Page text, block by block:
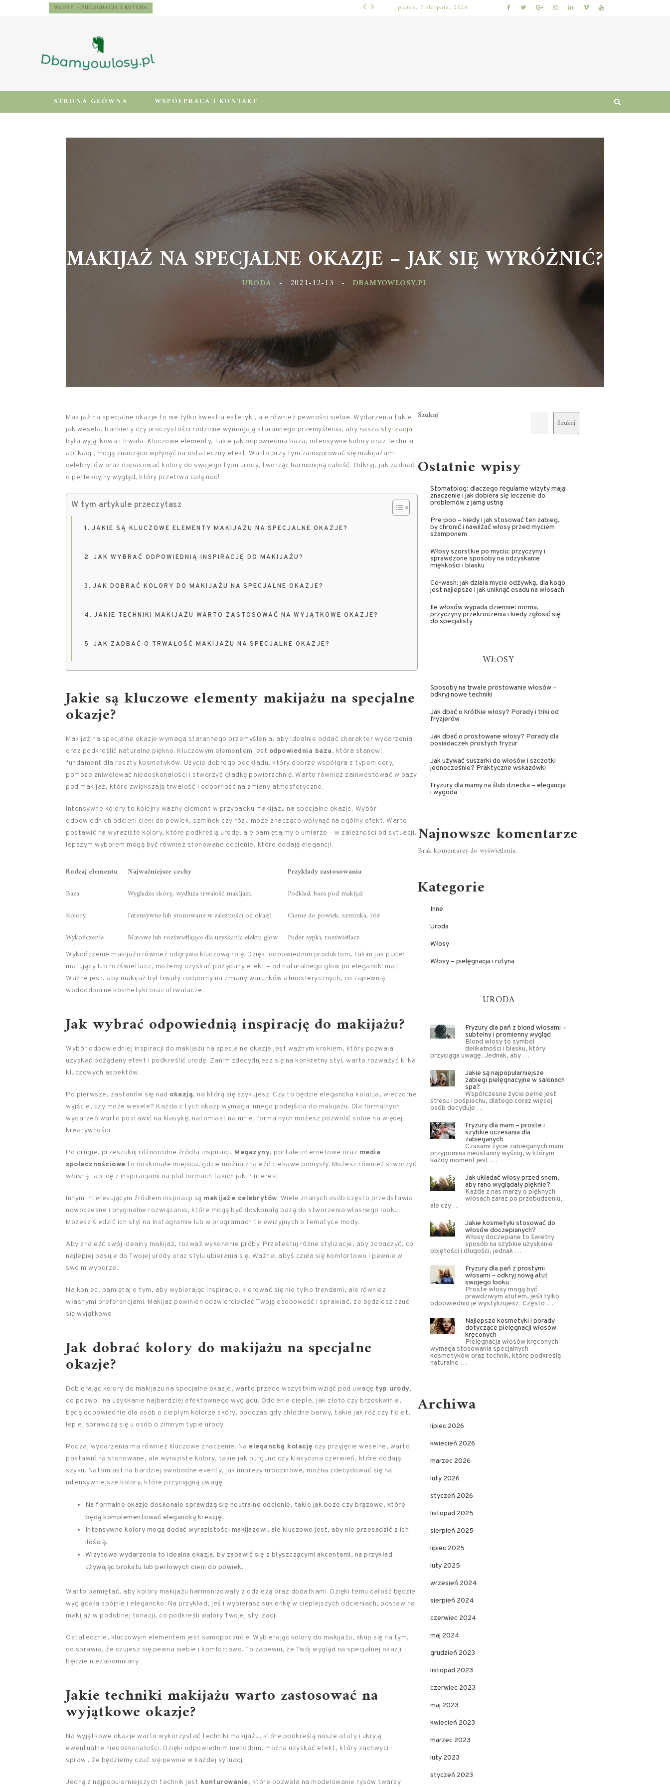
WŁOSY – PIELĘGNACJA I RUTYNA WŁOSY – PIELĘGNACJA I RUTYNA
piątek, 7 sierpnia, 2026
STRONA GŁÓWNA WSPÓŁPRACA I KONTAKT
MAKIJAŻ NA SPECJALNE OKAZJE – JAK SIĘ WYRÓŻNIĆ?
URODA - 2021-12-13 - DBAMYOWLOSY.PL
Makijaż na specjalne okazje to nie tylko kwestia estetyki, ale również pewności siebie. Wydarzenia takie
jak wesela, bankiety czy uroczystości rodzinne wymagają starannego przemyślenia, aby nasza stylizacja
była wyjątkowa i trwała. Kluczowe elementy, takie jak odpowiednia baza, intensywne kolory oraz techniki
aplikacji, mogą znacząco wpłynąć na ostateczny efekt. Warto przy tym zainspirować się makijażami
celebrytów oraz dopasować kolory do swojego typu urody, tworząc harmonijną całość. Odkryj, jak zadbać
o perfekcyjny wygląd, który przetrwa całą noc!
W tym artykule przeczytasz
JAKIE SĄ KLUCZOWE ELEMENTY MAKIJAŻU NA SPECJALNE OKAZJE?
JAK WYBRAĆ ODPOWIEDNIĄ INSPIRACJĘ DO MAKIJAŻU?
JAK DOBRAĆ KOLORY DO MAKIJAŻU NA SPECJALNE OKAZJE?
JAKIE TECHNIKI MAKIJAŻU WARTO ZASTOSOWAĆ NA WYJĄTKOWE OKAZJE?
JAK ZADBAĆ O TRWAŁOŚĆ MAKIJAŻU NA SPECJALNE OKAZJE?
Jakie są kluczowe elementy makijażu na specjalne
okazje?
Makijaż na specjalne okazje wymaga starannego przemyślenia, aby idealnie oddać charakter wydarzenia
oraz podkreślić naturalne piękno. Kluczowym elementem jest odpowiednia baza, która stanowi
fundament dla reszty kosmetyków. Użycie dobrego podkładu, który dobrze współgra z typem cery,
pomoże zniwelować niedoskonałości i stworzyć gładką powierzchnię. Warto również zainwestować w bazy
pod makijaż, które zwiększają trwałość i odporność na zmiany atmosferyczne.
Intensywne kolory to kolejny ważny element w przypadku makijażu na specjalne okazje. Wybór
odpowiednich odcieni cieni do powiek, szminek czy różu może znacząco wpłynąć na ogólny efekt. Warto
postawić na wyraziste kolory, które podkreślą urodę, ale pamiętajmy o umiarze – w zależności od sytuacji,
lepszym wyborem mogą być również stonowane odcienie, które dodają elegancji.
Rodzaj elementu Najważniejsze cechy
Przykłady zastosowania
Baza
Wygładza skórę, wydłuża trwałość makijażu
Podkład, baza pod makijaż
Kolory
Intensywne lub stonowane w zależności od okazji
Cienie do powiek, szminka, róż
Wykończenie
Matowe lub rozświetlające dla uzyskania efektu glow Puder sypki, rozświetlacz
Wykończenie makijażu również odgrywa kluczową rolę. Dzięki odpowiednim produktom, takim jak puder
matujący lub rozświetlacz, możemy uzyskać pożądany efekt – od naturalnego glow po elegancki mat.
Ważne jest, aby makijaż był trwały i odporny na zmiany warunków atmosferycznych, co zapewnią
wodoodporne kosmetyki oraz utrwalacze.
Jak wybrać odpowiednią inspirację do makijażu?
Wybór odpowiedniej inspiracji do makijażu na specjalne okazje jest ważnym krokiem, który pozwala
uzyskać pożądany efekt i podkreślić urodę. Zanim zdecydujesz się na konkretny styl, warto rozważyć kilka
kluczowych aspektów.
Po pierwsze, zastanów się nad okazją, na którą się szykujesz. Czy to będzie elegancka kolacja, wieczorne
wyjście, czy może wesele? Każda z tych okazji wymaga innego podejścia do makijażu. Dla formalnych
wydarzeń warto postawić na klasykę, natomiast na mniej formalnych możesz pozwolić sobie na więcej
kreatywności.
Po drugie, przeszukuj różnorodne źródła inspiracji. Magazyny, portale internetowe oraz media
społecznościowe to doskonałe miejsca, gdzie można znaleźć ciekawe pomysły. Możesz również stworzyć
własną tablicę z inspiracjami na platformach takich jak Pinterest.
Innym interesującym źródłem inspiracji są makijaże celebrytów. Wiele znanych osób często przedstawia
nowoczesne i oryginalne rozwiązania, które mogą być doskonałą bazą do stworzenia własnego looku.
Możesz śledzić ich styl na Instagramie lub w programach telewizyjnych o tematyce mody.
Aby znaleźć swój idealny makijaż, rozważ wykonanie próby. Przetestuj różne stylizacje, aby zobaczyć, co
najlepiej pasuje do Twojej urody oraz stylu ubierania się. Ważne, abyś czuła się komfortowo i pewnie w
swoim wyborze.
Na koniec, pamiętaj o tym, aby wybierając inspiracje, kierować się nie tylko trendami, ale również
własnymi preferencjami. Makijaż powinien odzwierciedlać Twoją osobowość i sprawiać, że będziesz czuć
się wyjątkowo.
Jak dobrać kolory do makijażu na specjalne
okazje?
Dobierając kolory do makijażu na specjalne okazje, warto przede wszystkim wziąć pod uwagę typ urody,
co pozwoli na uzyskanie najbardziej efektownego wyglądu. Odcienie ciepłe, jak złoto czy brzoskwinia,
będą odpowiednie dla osób o ciepłym kolorze skóry, podczas gdy chłodne barwy, takie jak róż czy fiolet,
lepiej sprawdzą się u osób o zimnym typie urody.
Rodzaj wydarzenia ma również kluczowe znaczenie. Na elegancką kolację czy przyjęcie weselne, warto
postawić na stonowane, ale wyraziste kolory, takie jak burgund czy klasyczna czerwień, które dodają
szyku. Natomiast na bardziej swobodne eventy, jak imprezy urodzinowe, można zdecydować się na
intensywniejsze kolory, które przyciągną uwagę.
Na formalne okazje doskonale sprawdzą się neutralne odcienie, takie jak beże czy brązowe, które
będą komplementować elegancką kreację.
Intensywne kolory mogą dodać wyrazistości makijażowi, ale kluczowe jest, aby nie przesadzić z ich
ilością.
Wizytowe wydarzenia to idealna okazja, by zabawić się z błyszczącymi akcentami, na przykład
używając brokatu lub perłowych cieni do powiek.
Warto pamiętać, aby kolory makijażu harmonizowały z odzieżą oraz dodatkami. Dzięki temu całość będzie
wyglądała spójnie i elegancko. Na przykład, jeśli wybierasz sukienkę w cieplejszych odcieniach, postaw na
makijaż w podobnej tonacji, co podkreśli walory Twojej stylizacji.
Ostatecznie, kluczowym elementem jest samopoczucie. Wybierając kolory do makijażu, skup się na tym,
co sprawia, że czujesz się pewna siebie i komfortowo. To zapewni, że Twój wygląd na specjalnej okazji
będzie niezapomniany.
Jakie techniki makijażu warto zastosować na
wyjątkowe okazje?
Na wyjątkowe okazje warto wykorzystać techniki makijażu, które podkreślą nasze atuty i ukryją
ewentualne niedoskonałości. Dzięki odpowiednim metodom, można uzyskać efekt, który zachwyci i
sprawi, że będziemy czuć się pewnie w każdej sytuacji.
Jedną z najpopularniejszych technik jest konturowanie, które pozwala na modelowanie rysów twarzy.
Szukaj
Szukaj
Ostatnie wpisy
Stomatolog: dlaczego regularne wizyty mają
znaczenie i jak dobiera się leczenie do
problemów z jamą ustną
Pre-poo – kiedy i jak stosować ten zabieg,
by chronić i nawilżać włosy przed myciem
szamponem
Włosy szorstkie po myciu: przyczyny i
sprawdzone sposoby na odzyskanie
miękkości i blasku
Co-wash: jak działa mycie odżywką, dla kogo
jest najlepsze i jak uniknąć osadu na włosach
Ile włosów wypada dziennie: norma,
przyczyny przekroczenia i kiedy zgłosić się
do specjalisty
WŁOSY
Sposoby na trwałe prostowanie włosów –
odkryj nowe techniki
Jak dbać o krótkie włosy? Porady i triki od
fryzjerów
Jak dbać o prostowane włosy? Porady dla
posiadaczek prostych fryzur
Jak używać suszarki do włosów i szczotki
jednocześnie? Praktyczne wskazówki
Fryzury dla mamy na ślub dziecka – elegancja
i wygoda
Najnowsze komentarze
Brak komentarzy do wyświetlenia.
Kategorie
Inne
Uroda
Włosy
Włosy – pielęgnacja i rutyna
URODA
Fryzury dla pań z blond włosami –
subtelny i promienny wygląd
Blond włosy to symbol
delikatności i blasku, który
przyciąga uwagę. Jednak, aby …
Jakie są najpopularniejsze
zabiegi pielęgnacyjne w salonach
spa?
Współczesne życie pełne jest
stresu i pośpiechu, dlatego coraz więcej
osób decyduje …
Fryzury dla mam – proste i
szybkie uczesania dla
zabieganych
Czasami życie zabieganych mam
przypomina nieustanny wyścig, w którym
każdy moment jest …
Jak układać włosy przed snem,
aby rano wyglądały pięknie?
Każda z nas marzy o pięknych
włosach zaraz po przebudzeniu,
ale czy …
Jakie kosmetyki stosować do
włosów doczepianych?
Włosy doczepiane to świetny
sposób na szybkie uzyskanie
objętości i długości, jednak …
Fryzury dla pań z prostymi
włosami – odkryj nową atut
swojego looku
Proste włosy mogą być
prawdziwym atutem, jeśli tylko
odpowiednio je wystylizujesz. Często …
Najlepsze kosmetyki i porady
dotyczące pielęgnacji włosów
kręconych
Pielęgnacja włosów kręconych
wymaga stosowania specjalnych
kosmetyków oraz technik, które podkreślą
naturalne …
Archiwa
lipiec 2026
kwiecień 2026
marzec 2026
luty 2026
styczeń 2026
listopad 2025
sierpień 2025
lipiec 2025
luty 2025
wrzesień 2024
sierpień 2024
czerwiec 2024
maj 2024
grudzień 2023
listopad 2023
czerwiec 2023
maj 2023
kwiecień 2023
marzec 2023
luty 2023
styczeń 2023